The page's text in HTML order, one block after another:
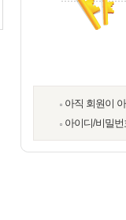
아직 회원이
아이디/비밀